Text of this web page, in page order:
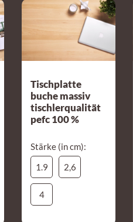
Tischplatte
buche massiv
tischlerqualität
pefc 100 %
Stärke (in cm):
1.9
2,6
4